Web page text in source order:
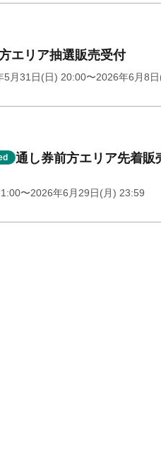
エリア抽選販売受付
5月31日(日) 20:00〜2026年6月8
通し券前方エリア先着販
〜2026年6月29日(月) 23:59